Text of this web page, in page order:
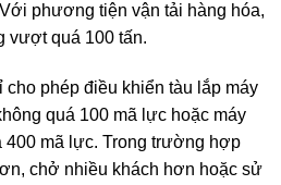
phương tiện vận tải hàng hóa,
vượt quá 100 tấn.
cho phép điều khiển tàu lắp máy
quá 100 mã lực hoặc máy
400 mã lực. Trong trường hợp
chở nhiều khách hơn hoặc sử